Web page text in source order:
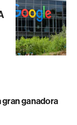
ganadora